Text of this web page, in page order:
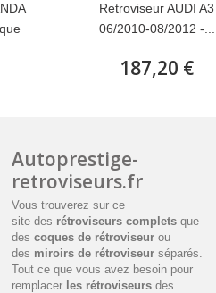
Retroviseur AUDI A3
06/2010-08/2012 -...
187,20 €
Autoprestige-
retroviseurs.fr
Vous trouverez sur ce
site des rétroviseurs complets que
descoques de rétroviseur ou
des miroirs de rétroviseur séparés.
Tout ce que vous avez besoin pour
remplacer les rétroviseurs des